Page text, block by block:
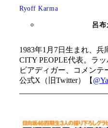
Ryoff Karma
呂布
1983年1月7日生まれ、
CITY PEOPLE代表。ラ
ビアディガー、コメン
公式X（旧Twitter）【